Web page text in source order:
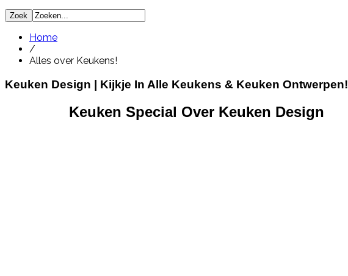
Home
/
Alles over Keukens!
Keuken Design | Kijkje In Alle Keukens & Keuken Ontwerpen!
Keuken Special Over Keuken Design